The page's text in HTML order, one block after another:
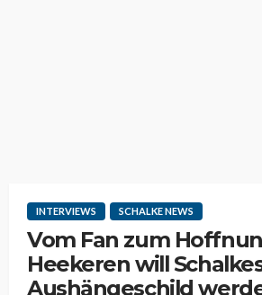
INTERVIEWS SCHALKE NEWS
Vom Fan zum
Heekeren will
Aushängeschild